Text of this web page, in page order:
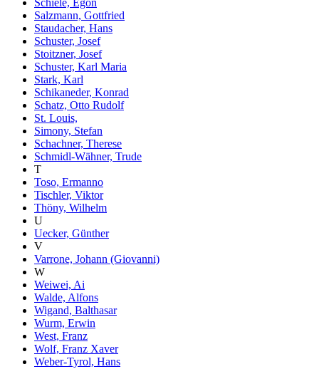
Salzmann, Gottfried
Staudacher, Hans
Schuster, Josef
Stoitzner, Josef
Schuster, Karl Maria
Stark, Karl
Schikaneder, Konrad
Schatz, Otto Rudolf
St. Louis,
Simony, Stefan
Schachner, Therese
Schmidl-Wähner, Trude
T
Toso, Ermanno
Tischler, Viktor
Thöny, Wilhelm
U
Uecker, Günther
V
Varrone, Johann (Giovanni)
W
Weiwei, Ai
Walde, Alfons
Wigand, Balthasar
Wurm, Erwin
West, Franz
Wolf, Franz Xaver
Weber-Tyrol, Hans